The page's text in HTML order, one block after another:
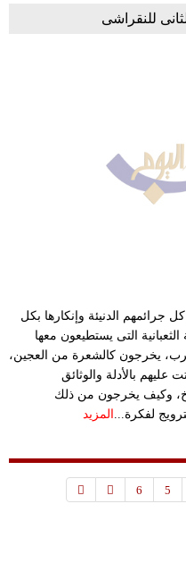
للنقراشى
جرائمهم الدنيئة وإنكارها بكل
التى يستطيعون معها
يخرجون كالشعرة من العجين،
عليهم بالأدلة والوثائق
وكيف يخرجون من ذلك
لفكرة... المزيد
5
6